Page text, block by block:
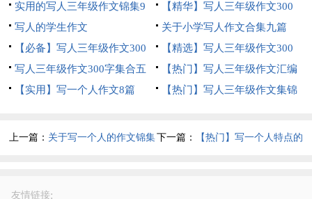
汇编10篇
九篇
实用的写人三年级作文锦集9
篇
【精华】写人三年级作文300
字锦集8篇
写人的学生作文
关于小学写人作文合集九篇
【必备】写人三年级作文300
字集锦9篇
【精选】写人三年级作文300
字集锦6篇
写人三年级作文300字集合五
篇
【热门】写人三年级作文汇编
七篇
【实用】写一个人作文8篇
【热门】写人三年级作文集锦
上一篇： 关于写一个人的作文锦集下一篇： 【热门】写一个人特点的
友情链接: